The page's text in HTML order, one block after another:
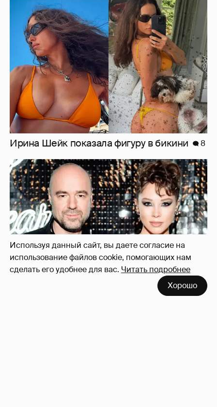
Используя данный сайт, вы даете согласие на
использование файлов cookie, помогающих нам
сделать его удобнее для вас. Читать подробнее
Хорошо
Ирина Шейк показала фигуру в бикини
"Оплаченный алиментами хейт". Полина
Диброва снова высказалась о бывшей
жене своего возлюбленного
38